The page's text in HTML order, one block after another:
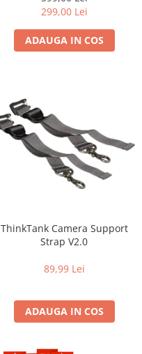
299,00 Lei
ADAUGA IN COS
ThinkTank Camera Support
Strap V2.0
89,99 Lei
ADAUGA IN COS